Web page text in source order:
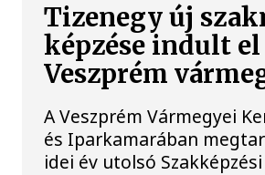
Tizenegy új
képzése indult
Veszprém
A Veszprém Vármegyei
és Iparkamarában
idei év utolsó